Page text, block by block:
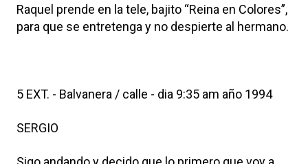
Raquel prende en la tele, bajito “Reina en Colores”,
para que se entretenga y no despierte al hermano.
5 EXT. - Balvanera / calle - dia 9:35 am año 1994
SERGIO